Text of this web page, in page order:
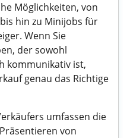
Möglichkeiten, von
hin zu Minijobs für
Wenn Sie
der sowohl
kommunikativ ist,
genau das Richtige
umfassen die
von